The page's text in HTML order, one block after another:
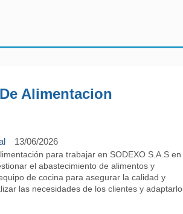
Alimentacion
13/06/2026
para trabajar en SODEXO S.A.S en
el abastecimiento de alimentos y
de cocina para asegurar la calidad y
las necesidades de los clientes y